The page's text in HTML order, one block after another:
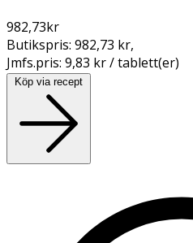
982,73kr
Butikspris: 982,73 kr,
Jmfs.pris: 9,83 kr / tablett(er)
Köp via recept